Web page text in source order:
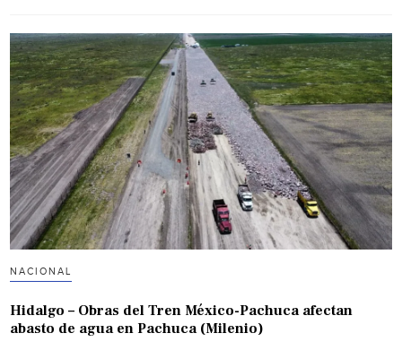
NACIONAL
Hidalgo – Obras del Tren México-Pachuca afectan
abasto de agua en Pachuca (Milenio)